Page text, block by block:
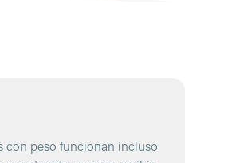
con peso funcionan incluso